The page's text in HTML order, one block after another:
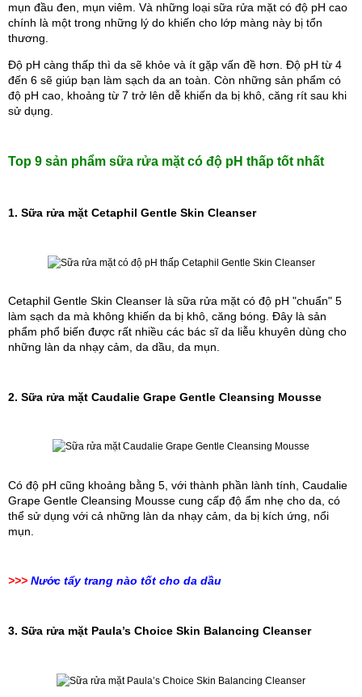
mụn đầu đen, mụn viêm. Và những loại sữa rửa mặt có độ pH cao
chính là một trong những lý do khiến cho lớp màng này bị tổn
thương.
Độ pH càng thấp thì da sẽ khỏe và ít gặp vấn đề hơn. Độ pH từ 4
đến 6 sẽ giúp bạn làm sạch da an toàn. Còn những sản phẩm có
độ pH cao, khoảng từ 7 trở lên dễ khiến da bị khô, căng rít sau khi
sử dụng.
Top 9 sản phẩm sữa rửa mặt có độ pH thấp tốt nhất
1. Sữa rửa mặt Cetaphil Gentle Skin Cleanser
Cetaphil Gentle Skin Cleanser là sữa rửa mặt có độ pH "chuẩn" 5
làm sạch da mà không khiến da bị khô, căng bóng. Đây là sản
phẩm phổ biến được rất nhiều các bác sĩ da liễu khuyên dùng cho
những làn da nhạy cảm, da dầu, da mụn.
2. Sữa rửa mặt Caudalie Grape Gentle Cleansing Mousse
Có độ pH cũng khoảng bằng 5, với thành phần lành tính, Caudalie
Grape Gentle Cleansing Mousse cung cấp độ ẩm nhẹ cho da, có
thể sử dụng với cả những làn da nhạy cảm, da bị kích ứng, nổi
mụn.
>>> Nước tẩy trang nào tốt cho da dầu
3. Sữa rửa mặt Paula’s Choice Skin Balancing Cleanser